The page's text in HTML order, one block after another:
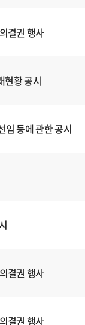
결권 행사
현황 공시
임 등에 관한 공시
결권 행사
결권 행사